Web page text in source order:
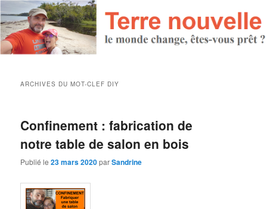
ARCHIVES DU MOT-CLEF DIY
Confinement : fabrication de
notre table de salon en bois
Publié le23 mars 2020parSandrine